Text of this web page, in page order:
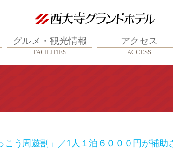
グルメ・観光情報
FACILITIES
アクセス
ACCESS
こう周遊割」／1人１泊６０００円が補助